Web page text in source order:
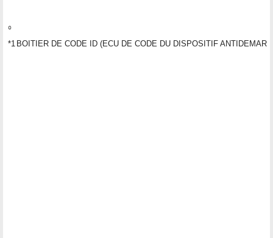
*1 BOITIER DE CODE ID (ECU DE CODE DU DISPOSITIF